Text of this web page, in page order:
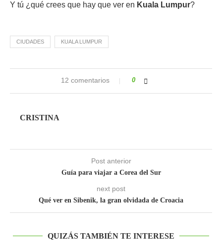
Y tú ¿qué crees que hay que ver en Kuala Lumpur?
CIUDADES KUALA LUMPUR
12 comentarios 0
CRISTINA
Post anterior
Guía para viajar a Corea del Sur
next post
Qué ver en Sibenik, la gran olvidada de Croacia
QUIZÁS TAMBIÉN TE INTERESE